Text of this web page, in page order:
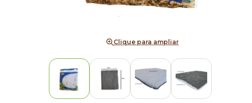
Clique para ampliar